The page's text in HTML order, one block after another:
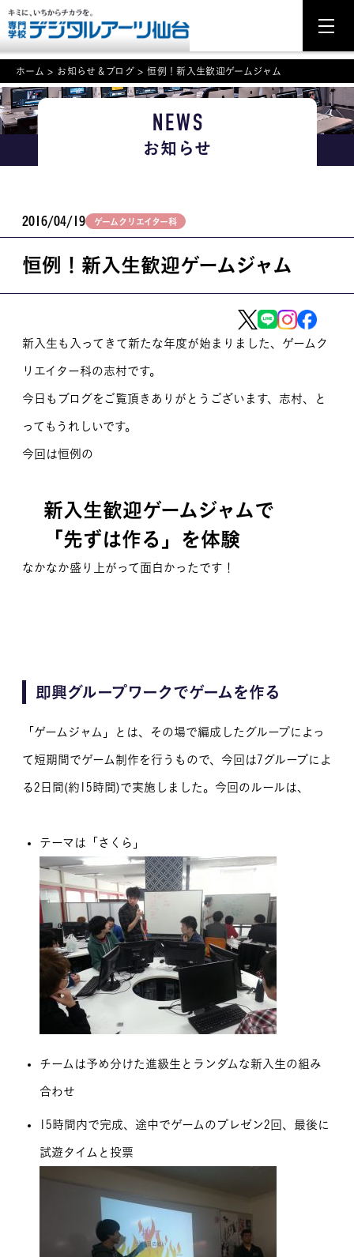
NEWS
学科・専攻案内
学校案内
就職・資格
学びの環境
留学生のみなさま
保護者のみなさま
卒業生のみなさま
資料請求
お問い合わせ
ホーム > お知らせ＆ブログ >恒例！新入生歓迎ゲームジャム
NEWS
お知らせ
2016/04/19 ゲームクリエイター科
恒例！新入生歓迎ゲームジャム
新入生も入ってきて新たな年度が始まりました、ゲームク
リエイター科の志村です。
今日もブログをご覧頂きありがとうございます、志村、と
ってもうれしいです。
今回は恒例の
新入生歓迎ゲームジャムで
「先ずは作る」を体験
なかなか盛り上がって面白かったです！
即興グループワークでゲームを作る
「ゲームジャム」とは、その場で編成したグループによっ
て短期間でゲーム制作を行うもので、今回は7グループによ
る2日間(約15時間)で実施しました。今回のルールは、
テーマは「さくら」
チームは予め分けた進級生とランダムな新入生の組み
合わせ
15時間内で完成、途中でゲームのプレゼン2回、最後に
試遊タイムと投票